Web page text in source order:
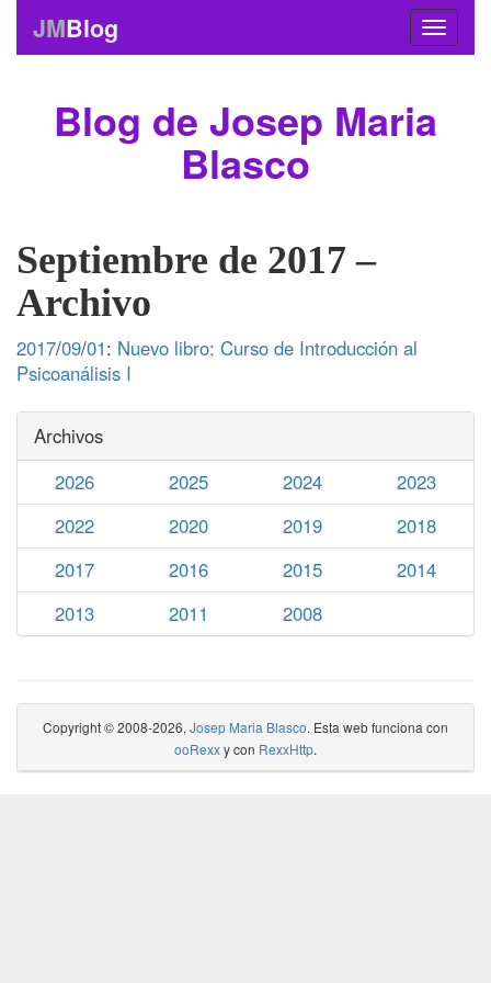
JMBlog
Blog de Josep Maria
Blasco
Septiembre de 2017 –
Archivo
2017/09/01: Nuevo libro: Curso de Introducción al
Psicoanálisis I
Archivos
2026
2025 2024
2023
2022
2020 2019
2018
2017
2016 2015
2014
2013
2011 2008
Copyright © 2008-2026, Josep Maria Blasco. Esta web funciona con
ooRexxy con RexxHttp.